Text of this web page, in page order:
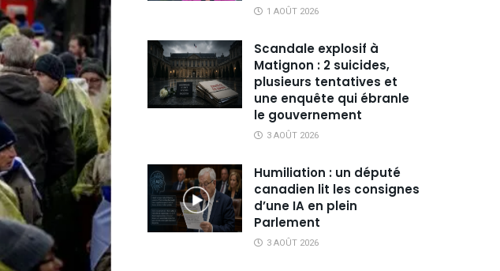
1 AOÛT 2026
Scandale explosif à
Matignon : 2 suicides,
plusieurs tentatives et
une enquête qui ébranle
le gouvernement
3 AOÛT 2026
Humiliation : un député
canadien lit les consignes
d’une IA en plein
Parlement
3 AOÛT 2026